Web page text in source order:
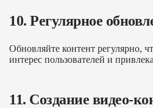
10. Регулярное
Обновляйте контент регулярно,
интерес пользователей и
11. Создание видео-